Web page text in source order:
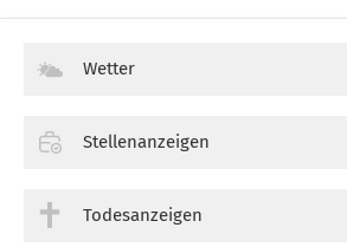
Wetter
Stellenanzeigen
Todesanzeigen